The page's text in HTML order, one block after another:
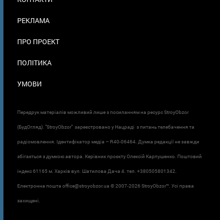
В
РЕКЛАМА
ПРО ПРОЕКТ
ПОЛІТИКА
УМОВИ
Передрук матеріалів можливий лише з посиланням на ресурс StroyObzor
(БудОгляд). "StroyObzor" зареєстровано у Нацраді з питань телебачення та
радіомовлення. Ідентифікатор медіа – R40-06464. Думка редакції не завжди
збігається з думкою автора. Керівник проєкту Олексій Карпушенко. Поштовий
індекс 61165 м. Харків вул. Шатилова Дача 4. тел. +380505801342.
Електронна пошта office@stroyobzor.ua © 2007-2026 StroyObzor™. Усі права
захищені.